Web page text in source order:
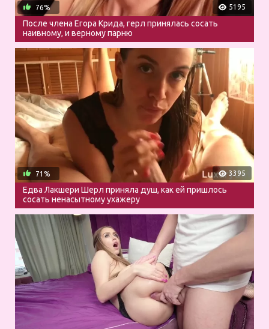
5195
76%
После члена Егора Крида, герл принялась сосать
наивному, и верному парню
3395
71%
Едва Лакшери Шерл приняла душ, как ей пришлось
сосать ненасытному ухажеру